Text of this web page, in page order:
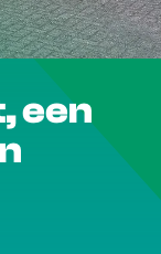
een